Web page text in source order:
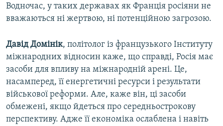
Водночас, у таких державах як Франція росіяни не
вважаються ні жертвою, ні потенційною загрозою.
Давід Домінік, політолог із французького Інституту
міжнародних відносин каже, що справді, Росія має
засоби для впливу на міжнародній арені. Це,
насамперед, її енергетичні ресурси і результати
військової реформи. Але, каже він, ці засоби
обмежені, якщо йдеться про середньострокову
перспективу. Адже її економіка ослаблена і навіть